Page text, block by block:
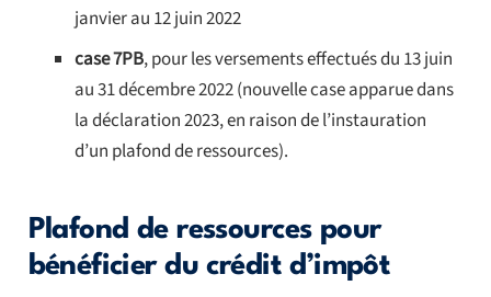
janvier au 12 juin 2022
case 7PB, pour les versements effectués du 13 juin
au 31 décembre 2022 (nouvelle case apparue dans
la déclaration 2023, en raison de l’instauration
d’un plafond de ressources).
Plafond de ressources pour
bénéficier du crédit d’impôt